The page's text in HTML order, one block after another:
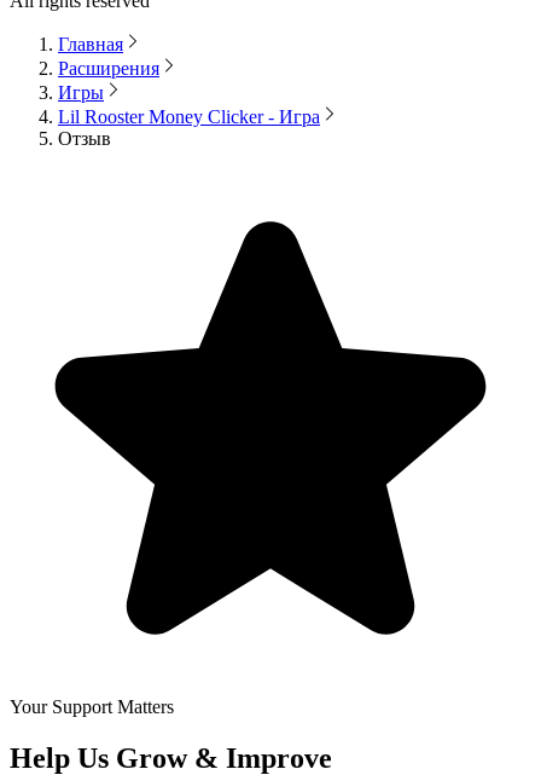
Главная
Расширения
Игры
Lil Rooster Money Clicker - Игра
Отзыв
Your Support Matters
Help Us Grow & Improve